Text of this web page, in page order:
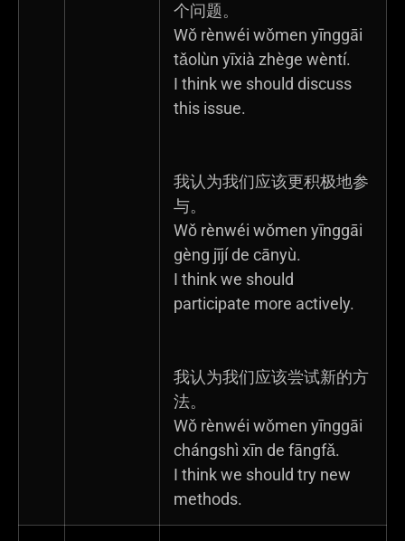
个问题。
Wǒ rènwéi wǒmen yīnggāi
tǎolùn yīxià zhège wèntí.
I think we should discuss
this issue.
我认为我们应该更积极地参
与。
Wǒ rènwéi wǒmen yīnggāi
gèng jījí de cānyù.
I think we should
participate more actively.
我认为我们应该尝试新的方
法。
Wǒ rènwéi wǒmen yīnggāi
chángshì xīn de fāngfǎ.
I think we should try new
methods.